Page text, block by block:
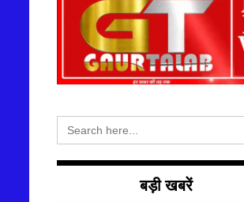
गौरतलब न्यूज
Search
for:
बड़ी खबरें